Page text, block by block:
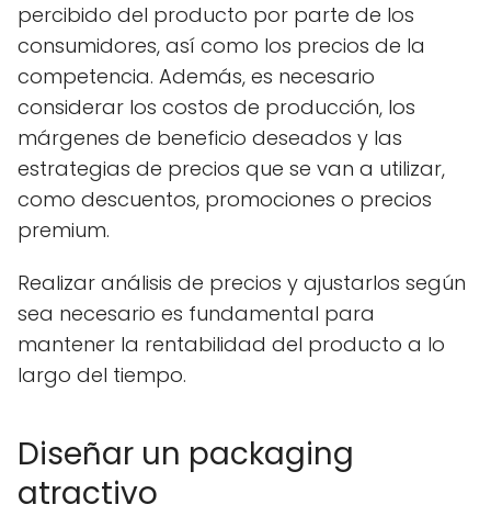
percibido del producto por parte de los
consumidores, así como los precios de la
competencia. Además, es necesario
considerar los costos de producción, los
márgenes de beneficio deseados y las
estrategias de precios que se van a utilizar,
como descuentos, promociones o precios
premium.
Realizar análisis de precios y ajustarlos según
sea necesario es fundamental para
mantener la rentabilidad del producto a lo
largo del tiempo.
Diseñar un packaging
atractivo